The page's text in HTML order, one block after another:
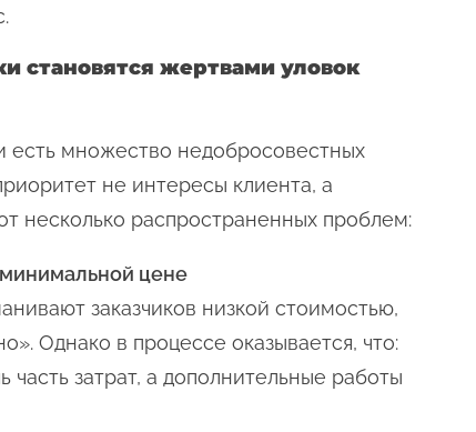
становятся жертвами уловок
множество недобросовестных
не интересы клиента, а
несколько распространенных проблем:
цене
заказчиков низкой стоимостью,
Однако в процессе оказывается, что:
затрат, а дополнительные работы